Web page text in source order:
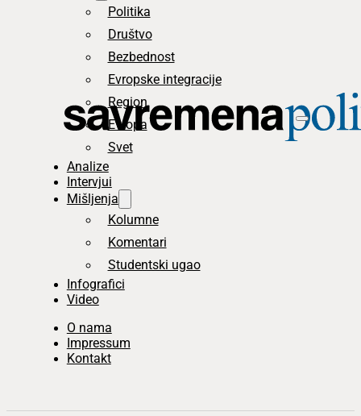
Politika
Društvo
Bezbednost
Evropske integracije
Region
Evropa
Svet
Analize
Intervjui
Mišljenja
Kolumne
Komentari
Studentski ugao
Infografici
Video
O nama
Impressum
Kontakt